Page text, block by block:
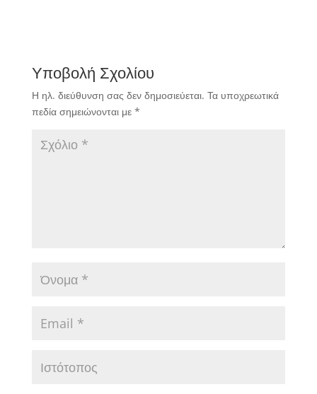
Υποβολή Σχολίου
Η ηλ. διεύθυνση σας δεν δημοσιεύεται. Τα υποχρεωτικά
πεδία σημειώνονται με *